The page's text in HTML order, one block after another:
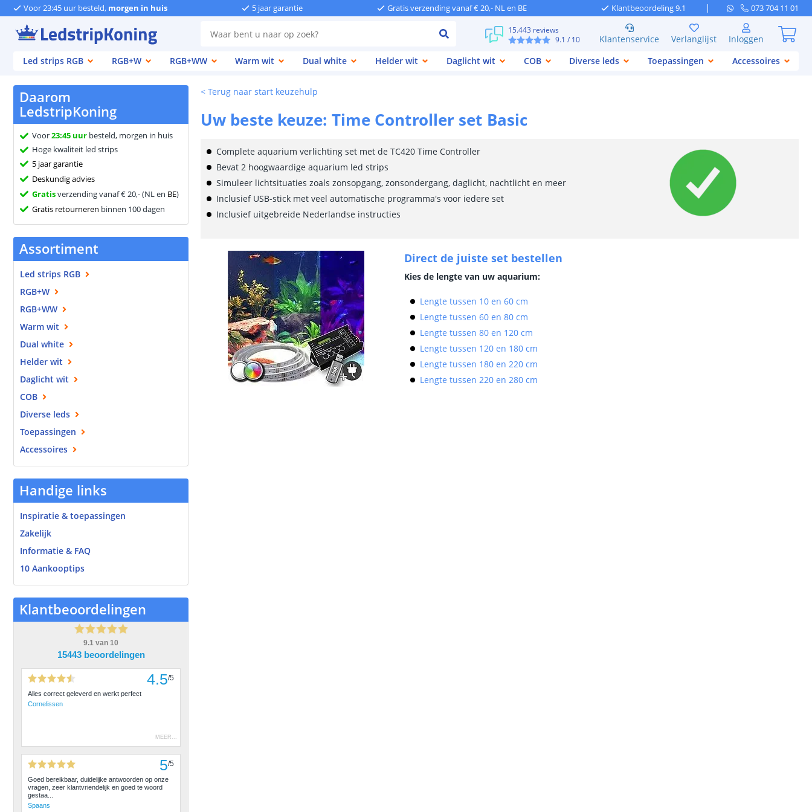
Voor 23:45 uur besteld, morgen in huis 5 jaar garantie Gratis verzending vanaf € 20,- NL en BE Klantbeoordeling 9.1 073 704 11 01
15.443 reviews
9.1 / 10 Klantenservice Verlanglijst
Inloggen
Led strips RGB
RGB+W RGB+WW Warm wit Dual white Helder wit Daglicht wit COB Diverse leds Toepassingen Accessoires
Daarom
LedstripKoning
Voor23:45 uur besteld, morgen in huis
Hoge kwaliteit led strips
5 jaar garantie
Deskundig advies
Gratisverzending vanaf € 20,- (NL en BE)
Gratis retourneren binnen 100 dagen
Assortiment
Led strips RGB
RGB+W
RGB+WW
Warm wit
Dual white
Helder wit
Daglicht wit
COB
Diverse leds
Toepassingen
Accessoires
Handige links
Inspiratie & toepassingen
Zakelijk
Informatie & FAQ
10 Aankooptips
Klantbeoordelingen
9.1 van 10
15443 beoordelingen
4.5/5
Alles correct geleverd en werkt perfect
Cornelissen
MEER ...
5/5
Goed bereikbaar, duidelijke antwoorden op onze
vragen, zeer klantvriendelijk en goed te woord
gestaa...
Spaans
< Terug naar start keuzehulp
Uw beste keuze: Time Controller set Basic
Complete aquarium verlichting set met de TC420 Time Controller
Bevat 2 hoogwaardige aquarium led strips
Simuleer lichtsituaties zoals zonsopgang, zonsondergang, daglicht, nachtlicht en meer
Inclusief USB-stick met veel automatische programma's voor iedere set
Inclusief uitgebreide Nederlandse instructies
Direct de juiste set bestellen
Kies de lengte van uw aquarium:
Lengte tussen 10 en 60 cm
Lengte tussen 60 en 80 cm
Lengte tussen 80 en 120 cm
Lengte tussen 120 en 180 cm
Lengte tussen 180 en 220 cm
Lengte tussen 220 en 280 cm